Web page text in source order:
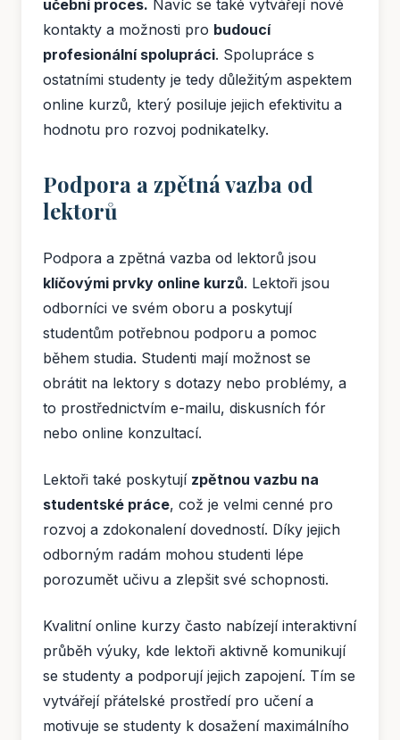
učební proces. Navíc se také vytvářejí nové
kontakty a možnosti pro budoucí
profesionální spolupráci. Spolupráce s
ostatními studenty je tedy důležitým aspektem
online kurzů, který posiluje jejich efektivitu a
hodnotu pro rozvoj podnikatelky.
Podpora a zpětná vazba od
lektorů
Podpora a zpětná vazba od lektorů jsou
klíčovými prvky online kurzů. Lektoři jsou
odborníci ve svém oboru a poskytují
studentům potřebnou podporu a pomoc
během studia. Studenti mají možnost se
obrátit na lektory s dotazy nebo problémy, a
to prostřednictvím e-mailu, diskusních fór
nebo online konzultací.
Lektoři také poskytují zpětnou vazbu na
studentské práce, což je velmi cenné pro
rozvoj a zdokonalení dovedností. Díky jejich
odborným radám mohou studenti lépe
porozumět učivu a zlepšit své schopnosti.
Kvalitní online kurzy často nabízejí interaktivní
průběh výuky, kde lektoři aktivně komunikují
se studenty a podporují jejich zapojení. Tím se
vytvářejí přátelské prostředí pro učení a
motivuje se studenty k dosažení maximálního